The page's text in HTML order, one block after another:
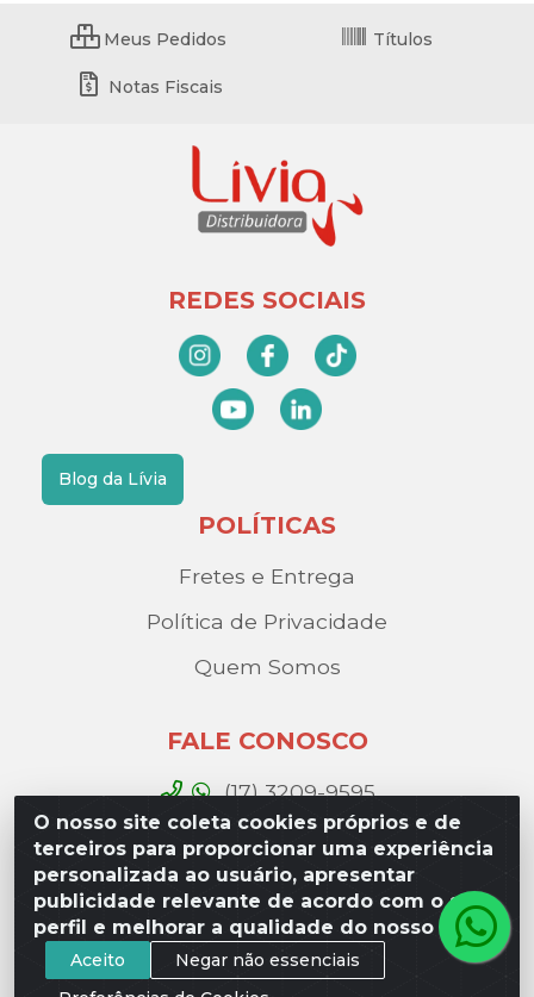
O nosso site coleta cookies próprios e de
terceiros para proporcionar uma experiência
personalizada ao usuário, apresentar
publicidade relevante de acordo com o seu
perfil e melhorar a qualidade do nosso site.
Aceito
Negar não essenciais
Meus Pedidos Títulos
Notas Fiscais
REDES SOCIAIS
Blog da Lívia
POLÍTICAS
Fretes e Entrega
Política de Privacidade
Quem Somos
FALE CONOSCO
(17) 3209-9595
contato@liviadistribuidora.com.br
BAIXE NOSSO APP